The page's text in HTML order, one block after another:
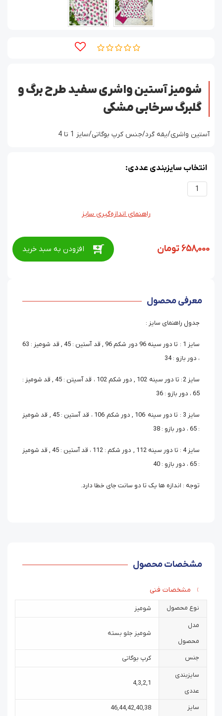
شومیز آستین واشری سفید طرح برگ و
گلبرگ سرخابی مشکی
آستین واشری/یقه گرد/جنس کرپ بوگاتی/سایز 1 تا 4
انتخاب سایزبندی عددی:
1
راهنمای اندازه‌گیری سایز
658,000تومان افزودن به سبد خرید
معرفی محصول
جدول راهنمای سایز :
سایز 1 : تا دور سینه 96 دور شکم 96 , قد آستین : 45 , قد شومیز : 63
، دور بازو : 34
سایز 2 : تا دور سینه 102 , دور شکم 102 ، قد آسیتن : 45 , قد شومیز :
65 ، دور بازو : 36
سایز 3 : تا دور سینه 106 , دور شکم 106 ، قد آستین : 45 , قد شومیز
: 65 ، دور بازو : 38
سایز 4 : تا دور سینه 112 , دور شکم : 112 ، قد آستین : 45 , قد شومیز
: 65 ، دور بازو : 40
توجه : اندازه ها یک تا دو سانت جای خطا دارد.
مشخصات محصول
مشخصات فنی
نوع محصول شومیز
مدل
محصول
شومیز جلو بسته
جنس کرپ بوگاتی
سایزبندی
عددی
1
,
2
,
3
,
4
سایز 38
,
40
,
42
,
44
,
46